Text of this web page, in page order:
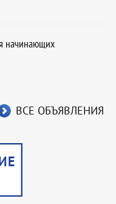
начинающих
ВСЕ ОБЪЯВЛЕНИЯ